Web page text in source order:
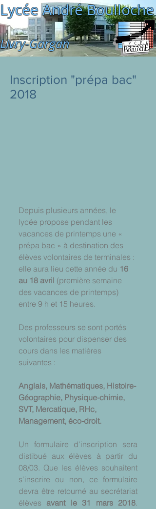
Lycée André Boulloche
Livry-Gargan
Inscription "prépa bac"
2018
Depuis plusieurs années, le
lycée propose pendant les
vacances de printemps une «
prépa bac » à destination des
élèves volontaires de terminales :
elle aura lieu cette année du 16
au 18 avril (première semaine
des vacances de printemps)
entre 9 h et 15 heures.
Des professeurs se sont portés
volontaires pour dispenser des
cours dans les matières
suivantes :
Anglais, Mathématiques, Histoire-
Géographie, Physique-chimie,
SVT, Mercatique, RHc,
Management, éco-droit.
Un formulaire d'inscription sera
distibué aux élèves à partir du
08/03. Que les élèves souhaitent
s'inscrire ou non, ce formulaire
devra être retourné au secrétariat
élèves avant le 31 mars 2018.